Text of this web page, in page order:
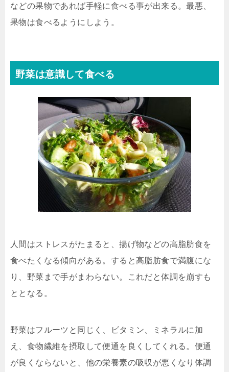
などの果物であれば手軽に食べる事が出来る。最悪、
果物は食べるようにしよう。
野菜は意識して食べる
人間はストレスがたまると、揚げ物などの高脂肪食を
食べたくなる傾向がある。すると高脂肪食で満腹にな
り、野菜まで手がまわらない。これだと体調を崩すも
ととなる。
野菜はフルーツと同じく、ビタミン、ミネラルに加
え、食物繊維を摂取して便通を良くしてくれる。便通
が良くならないと、他の栄養素の吸収が悪くなり体調